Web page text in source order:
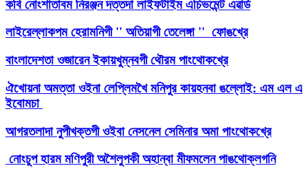
কবি নোংশাতাবম নিরঞ্জন দত্তদা লাইফটাইম এচিভমেন্ট এৱার্ড
লাইরেল্লাকপম হেরামনিগী '' অতিয়াগী তেলেঙ্গা '' ফোঙখ্রে
বাংলাদেশতা ওজারেন ইকায়খুম্নবগী থৌরম পাংথোকখ্রে
ঐখোয়না অমত্তা ওইনা লেপ্লিমখৈ মনিপুর কায়হনবা ঙল্লোই: এম এল এ
ইবোমচা
আগরতলাদা নুপীখক্তগী ওইবা নেসনেল সেমিনার অমা পাংথোকখ্রে
নোংচুপ হারম মণিপুরী অশৈলুপকী অহান্বা মীফমলেন পাঙথোক্লগনি